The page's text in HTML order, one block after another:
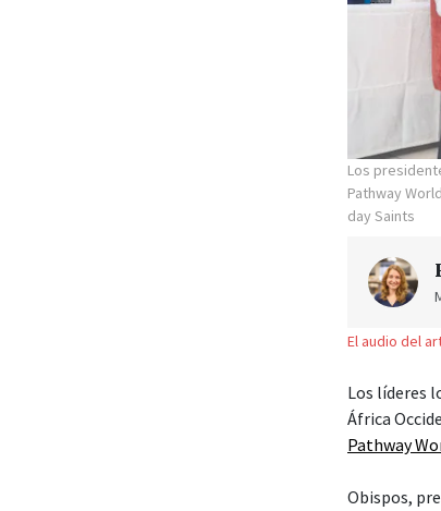
Los
Pathway
day Saints
El audio del
Los líderes
África
Pathway
Obispos,